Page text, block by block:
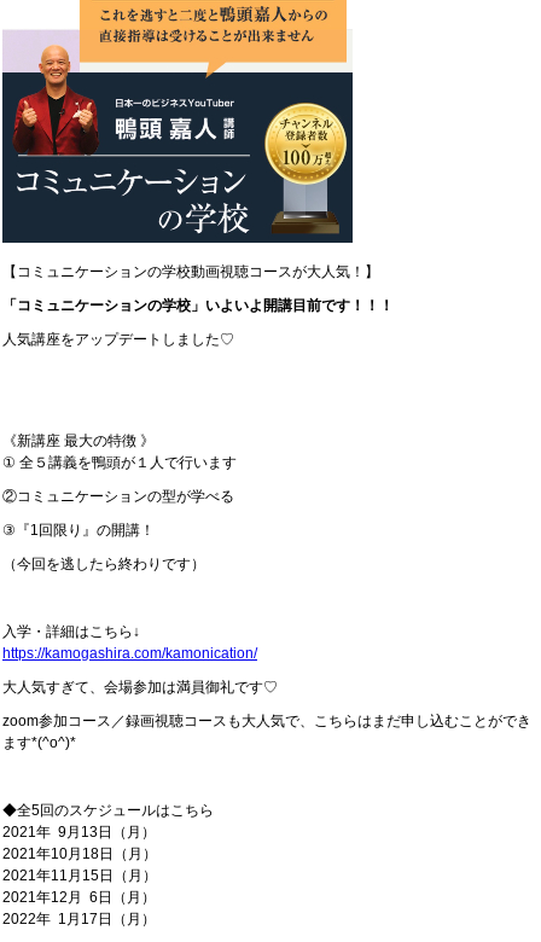
【コミュニケーションの学校動画視聴コースが大人気！】
「コミュニケーションの学校」いよいよ開講目前です！！！
人気講座をアップデートしました♡
《新講座 最大の特徴 》
① 全５講義を鴨頭が１人で行います
②コミュニケーションの型が学べる
③『1回限り』の開講！
（今回を逃したら終わりです）
入学・詳細はこちら↓
https://kamogashira.com/kamonication/
大人気すぎて、会場参加は満員御礼です♡
zoom参加コース／録画視聴コースも大人気で、こちらはまだ申し込むことができ
ます*(^o^)*
◆全5回のスケジュールはこちら
2021年 9月13日（月）
2021年10月18日（月）
2021年11月15日（月）
2021年12月 6日（月）
2022年 1月17日（月）